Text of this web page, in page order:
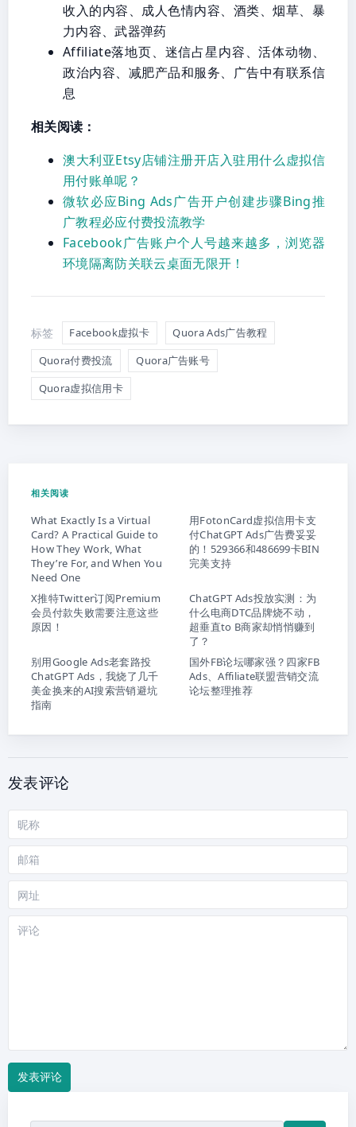
收入的内容、成人色情内容、酒类、烟草、暴
力内容、武器弹药
Affiliate落地页、迷信占星内容、活体动物、
政治内容、减肥产品和服务、广告中有联系信
息
相关阅读：
澳大利亚Etsy店铺注册开店入驻用什么虚拟信
用付账单呢？
微软必应Bing Ads广告开户创建步骤Bing推
广教程必应付费投流教学
Facebook广告账户个人号越来越多，浏览器
环境隔离防关联云桌面无限开！
标签 Facebook虚拟卡
Quora Ads广告教程
Quora付费投流
Quora广告账号
Quora虚拟信用卡
相关阅读
What Exactly Is a Virtual
Card? A Practical Guide to
How They Work, What
They’re For, and When You
Need One
用FotonCard虚拟信用卡支
付ChatGPT Ads广告费妥妥
的！529366和486699卡BIN
完美支持
X推特Twitter订阅Premium
会员付款失败需要注意这些
原因！
ChatGPT Ads投放实测：为
什么电商DTC品牌烧不动，
超垂直to B商家却悄悄赚到
了？
别用Google Ads老套路投
ChatGPT Ads，我烧了几千
美金换来的AI搜索营销避坑
指南
国外FB论坛哪家强？四家FB
Ads、Affiliate联盟营销交流
论坛整理推荐
发表评论
评
昵
称
邮
箱
网
站